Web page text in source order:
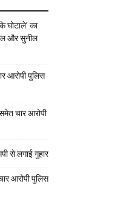
घोटाले’ का
और सुनील
आरोपी पुलिस
चार आरोपी
से लगाई गुहार
आरोपी पुलिस